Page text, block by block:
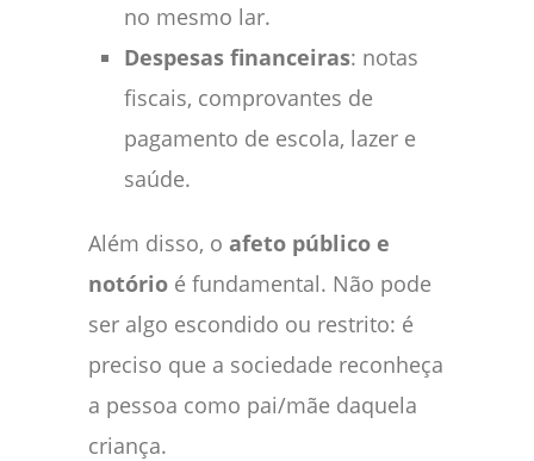
no mesmo lar.
Despesas financeiras: notas
fiscais, comprovantes de
pagamento de escola, lazer e
saúde.
Além disso, o afeto público e
notório é fundamental. Não pode
ser algo escondido ou restrito: é
preciso que a sociedade reconheça
a pessoa como pai/mãe daquela
criança.